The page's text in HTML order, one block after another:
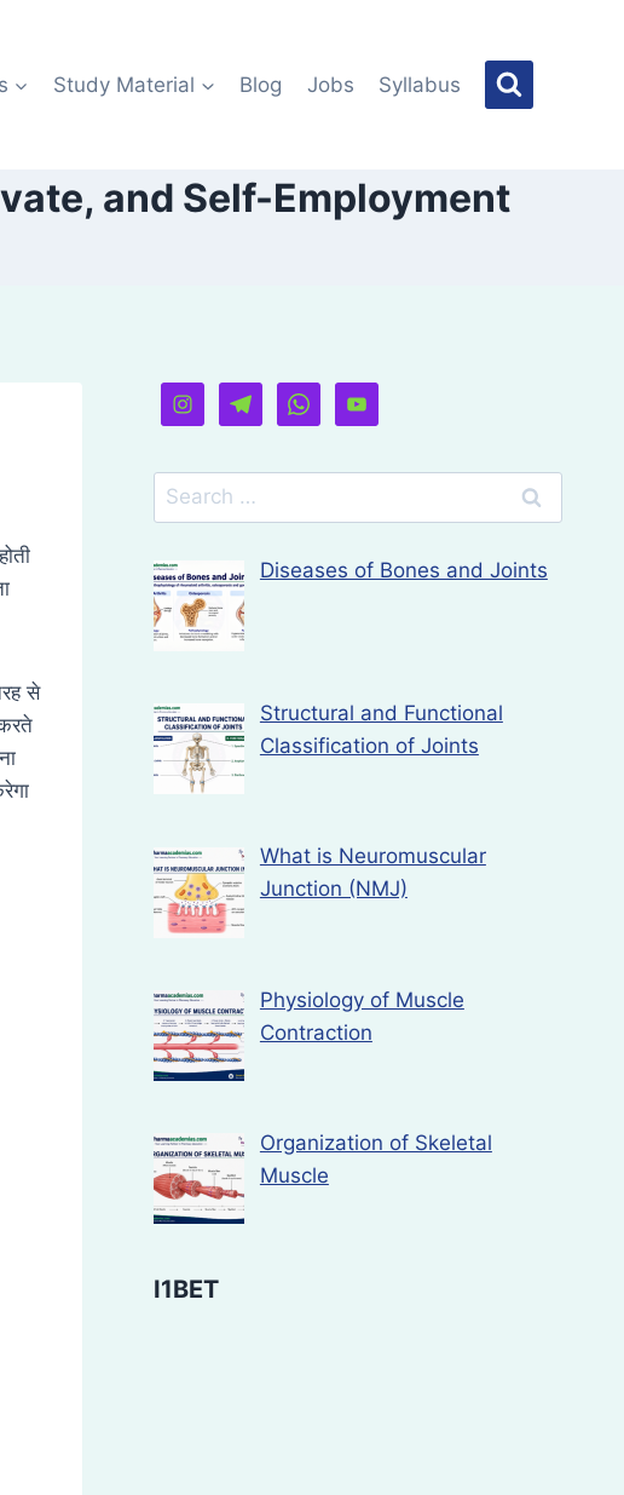
Study Material Blog Jobs Syllabus
and Self-Employment
से
Search
for:
Diseases of Bones and Joints
Structural and Functional
Classification of Joints
What is Neuromuscular
Junction (NMJ)
Physiology of Muscle
Contraction
Organization of Skeletal
Muscle
I1BET